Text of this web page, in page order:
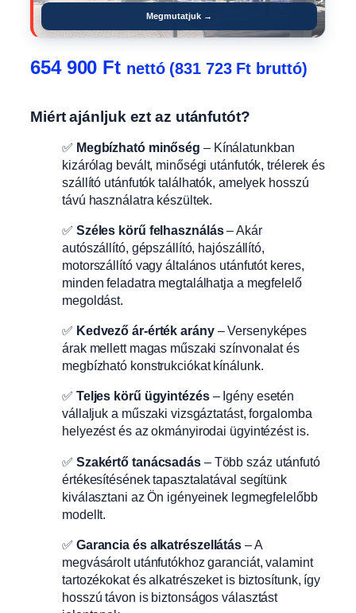
Megmutatjuk →
654 900 Ft nettó (831 723 Ft bruttó)
Miért ajánljuk ezt az utánfutót?
✅ Megbízható minőség – Kínálatunkban
kizárólag bevált, minőségi utánfutók, trélerek és
szállító utánfutók találhatók, amelyek hosszú
távú használatra készültek.
✅ Széles körű felhasználás– Akár
autószállító, gépszállító, hajószállító,
motorszállító vagy általános utánfutót keres,
minden feladatra megtalálhatja a megfelelő
megoldást.
✅ Kedvező ár-érték arány– Versenyképes
árak mellett magas műszaki színvonalat és
megbízható konstrukciókat kínálunk.
✅ Teljes körű ügyintézés– Igény esetén
vállaljuk a műszaki vizsgáztatást, forgalomba
helyezést és az okmányirodai ügyintézést is.
✅ Szakértő tanácsadás– Több száz utánfutó
értékesítésének tapasztalatával segítünk
kiválasztani az Ön igényeinek legmegfelelőbb
modellt.
✅ Garancia és alkatrészellátás – A
megvásárolt utánfutókhoz garanciát, valamint
tartozékokat és alkatrészeket is biztosítunk, így
hosszú távon is biztonságos választást